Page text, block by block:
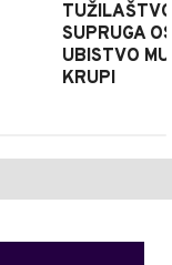
SUPRUGA
UBISTVO
KRUPI